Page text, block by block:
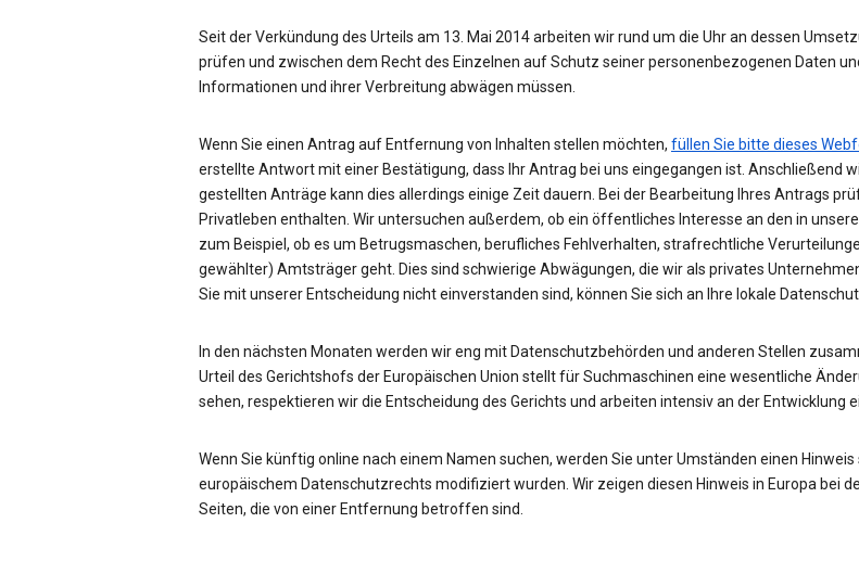
Seit der Verkündung des Urteils am 13. Mai 2014 arbeiten wir rund um die Uhr an dessen
prüfen und zwischen dem Recht des Einzelnen auf Schutz seiner personenbezogenen Daten
Informationen und ihrer Verbreitung abwägen müssen.
Wenn Sie einen Antrag auf Entfernung von Inhalten stellen möchten, füllen Sie bitte dieses
erstellte Antwort mit einer Bestätigung, dass Ihr Antrag bei uns eingegangen ist. Anschließend
gestellten Anträge kann dies allerdings einige Zeit dauern. Bei der Bearbeitung Ihres Antrags
Privatleben enthalten. Wir untersuchen außerdem, ob ein öffentliches Interesse an den in
zum Beispiel, ob es um Betrugsmaschen, berufliches Fehlverhalten, strafrechtliche
gewählter) Amtsträger geht. Dies sind schwierige Abwägungen, die wir als privates
Sie mit unserer Entscheidung nicht einverstanden sind, können Sie sich an Ihre lokale
In den nächsten Monaten werden wir eng mit Datenschutzbehörden und anderen Stellen
Urteil des Gerichtshofs der Europäischen Union stellt für Suchmaschinen eine wesentliche
sehen, respektieren wir die Entscheidung des Gerichts und arbeiten intensiv an der Entwicklung
Wenn Sie künftig online nach einem Namen suchen, werden Sie unter Umständen einen
europäischem Datenschutzrechts modifiziert wurden. Wir zeigen diesen Hinweis in Europa bei
Seiten, die von einer Entfernung betroffen sind.